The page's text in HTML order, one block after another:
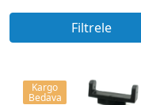
Filtrele
Kargo
Bedava